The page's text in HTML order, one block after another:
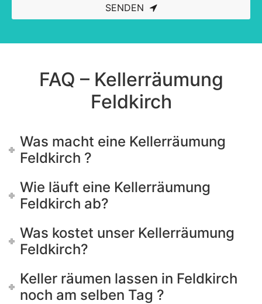
SENDEN
should
FAQ – Kellerräumung
Feldkirch
Was macht eine Kellerräumung
Feldkirch ?
Wie läuft eine Kellerräumung
Feldkirch ab?
Was kostet unser Kellerräumung
Feldkirch?
Keller räumen lassen in Feldkirch
noch am selben Tag ?